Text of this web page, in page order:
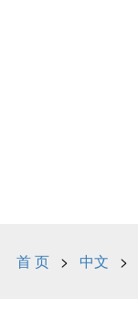
首 页 > 中文 >